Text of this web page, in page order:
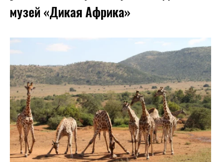
музей «Дикая Африка»